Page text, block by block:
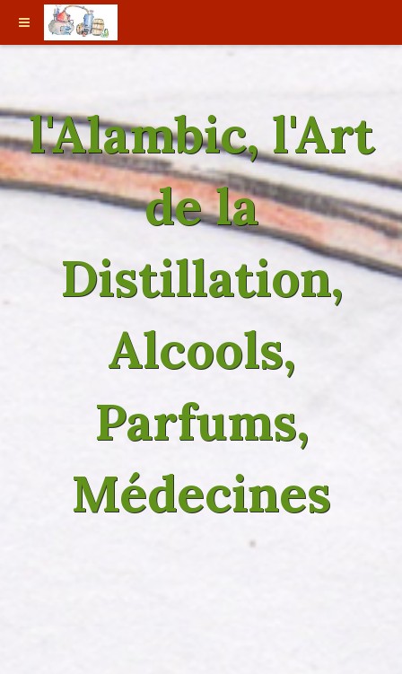
l'Alambic, l'Art
de la
Distillation,
Alcools,
Parfums,
Médecines